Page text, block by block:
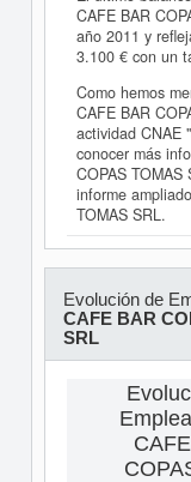
CAFE BAR
año 2011 y
3.100 € con un
Como hemos
CAFE BAR
actividad CNAE
conocer más
COPAS
informe
TOMAS SRL.
Evolución de
CAFE BAR
SRL